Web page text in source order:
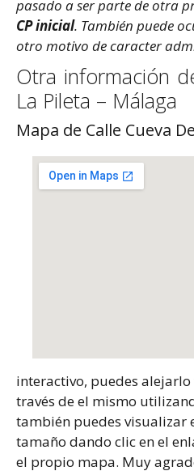
pasado a ser parte de otra
CP inicial. También puede
otro motivo de caracter
Otra información
La Pileta – Málaga
Mapa de Calle Cueva
interactivo, puedes
través de el mismo
también puedes visualizar
tamaño dando clic en el
el propio mapa. Muy